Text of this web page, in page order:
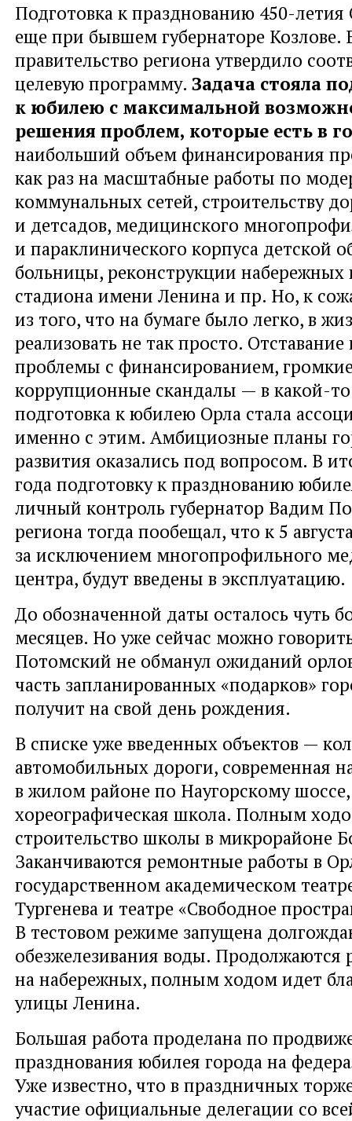
Подготовка к празднованию 450-летия
еще при бывшем губернаторе Козлове.
правительство региона утвердило
целевую программу. Задача стояла
к юбилею с максимальной
решения проблем, которые есть в
наибольший объем финансирования
как раз на масштабные работы по
коммунальных сетей, строительству
и детсадов, медицинского
и параклинического корпуса детской
больницы, реконструкции набережных
стадиона имени Ленина и пр. Но, к
из того, что на бумаге было легко, в
реализовать не так просто.
проблемы с финансированием,
коррупционные скандалы — в какой-
подготовка к юбилею Орла стала
именно с этим. Амбициозные планы
развития оказались под вопросом. В
года подготовку к празднованию
личный контроль губернатор Вадим
региона тогда пообещал, что к 5
за исключением многопрофильного
центра, будут введены в эксплуатацию.
До обозначенной даты осталось чуть
месяцев. Но уже сейчас можно
Потомский не обманул ожиданий
часть запланированных «подарков»
получит на свой день рождения.
В списке уже введенных объектов —
автомобильных дороги, современная
в жилом районе по Наугорскому шоссе,
хореографическая школа. Полным
строительство школы в микрорайоне
Заканчиваются ремонтные работы в
государственном академическом
Тургенева и театре «Свободное
В тестовом режиме запущена
обезжелезивания воды. Продолжаются
на набережных, полным ходом идет
улицы Ленина.
Большая работа проделана по
празднования юбилея города на
Уже известно, что в праздничных
участие официальные делегации со